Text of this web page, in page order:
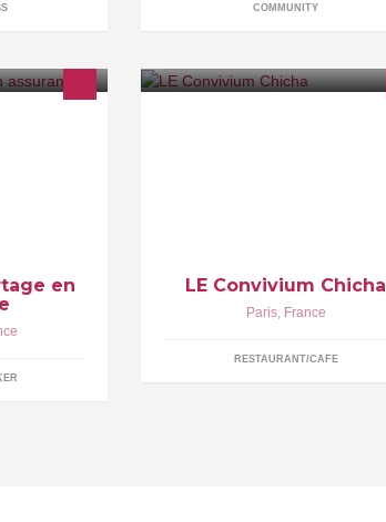
COMMUNITY
en
LE Convivium Chicha
Paris, France
RESTAURANT/CAFE